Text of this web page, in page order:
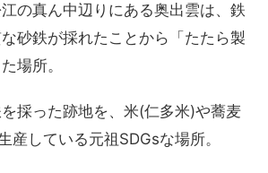
の真ん中辺りにある奥出雲は、鉄
砂鉄が採れたことから「たたら製
場所。
採った跡地を、米(仁多米)や蕎麦
産している元祖SDGsな場所。